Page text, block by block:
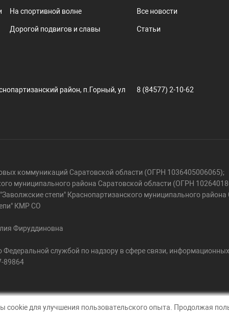
На спортивной волне
Дорогой подвигов и славы
Все новости
Статьи
район, п.Горный, ул
8 (84577) 2-10-62
коммуникаций Саратовской области (ОГРН 1036405006065);
муниципального района Саратовской области (ОГРН
степи" Краснопартизанского муниципального
КМР СО
Фируддиновна
Федеральной службой по надзору в сфере связи,
89864
cookie для улучшения пользовательского опыта. Продолжая